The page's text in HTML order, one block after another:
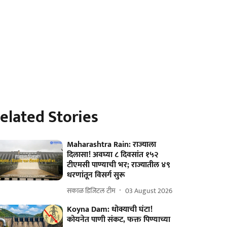
Stories
Maharashtra Rain: राज्याला
दिलासा! अवघ्या ८ दिवसांत १५२
टीएमसी पाण्याची भर; राज्यातील ४९
धरणांतून विसर्ग सुरू
सकाळ डिजिटल टीम 03 August 2026
Koyna Dam: धोक्याची घंटा!
कोयनेत पाणी संकट, फक्त पिण्याच्या